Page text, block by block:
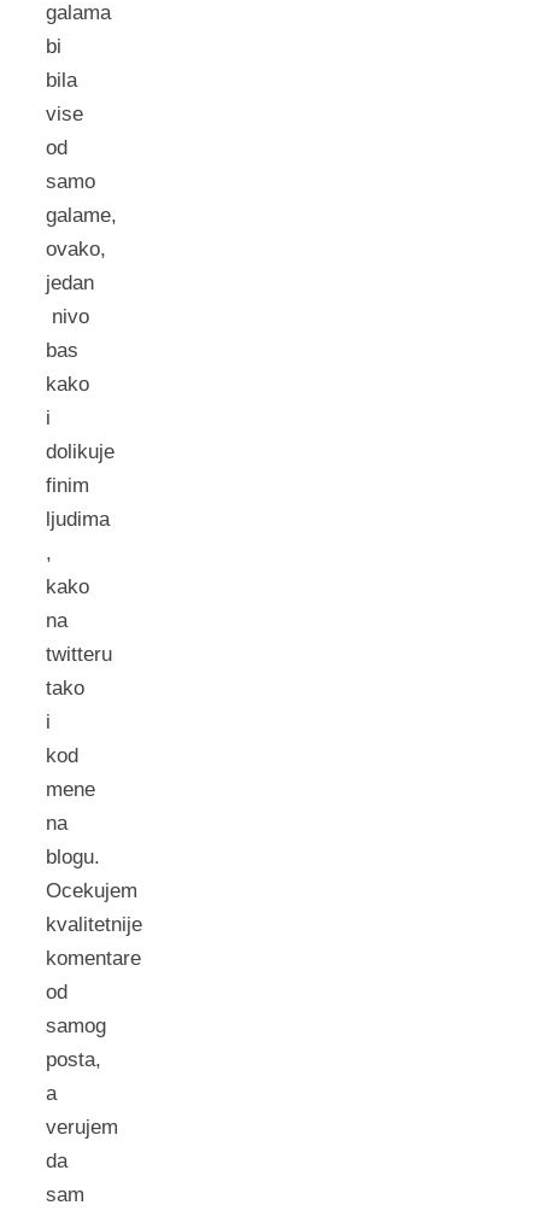
galama
bi
bila
vise
od
samo
galame,
ovako,
jedan
nivo
bas
kako
i
dolikuje
finim
ljudima
,
kako
na
twitteru
tako
i
kod
mene
na
blogu.
Ocekujem
kvalitetnije
komentare
od
samog
posta,
a
verujem
da
sam